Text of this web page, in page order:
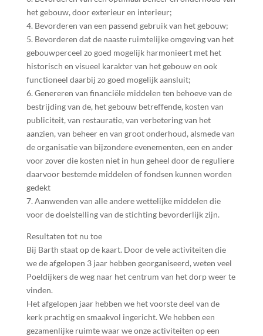
het gebouw, door exterieur en interieur;
4. Bevorderen van een passend gebruik van het gebouw;
5. Bevorderen dat de naaste ruimtelijke omgeving van het
gebouwperceel zo goed mogelijk harmonieert met het
historisch en visueel karakter van het gebouw en ook
functioneel daarbij zo goed mogelijk aansluit;
6. Genereren van financiële middelen ten behoeve van de
bestrijding van de, het gebouw betreffende, kosten van
publiciteit, van restauratie, van verbetering van het
aanzien, van beheer en van groot onderhoud, alsmede van
de organisatie van bijzondere evenementen, een en ander
voor zover die kosten niet in hun geheel door de reguliere
daarvoor bestemde middelen of fondsen kunnen worden
gedekt
7. Aanwenden van alle andere wettelijke middelen die
voor de doelstelling van de stichting bevorderlijk zijn.
Resultaten tot nu toe
Bij Barth staat op de kaart. Door de vele activiteiten die
we de afgelopen 3 jaar hebben georganiseerd, weten veel
Poeldijkers de weg naar het centrum van het dorp weer te
vinden.
Het afgelopen jaar hebben we het voorste deel van de
kerk prachtig en smaakvol ingericht. We hebben een
gezamenlijke ruimte waar we onze activiteiten op een